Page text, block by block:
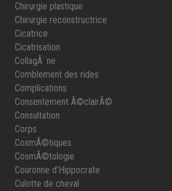
Chirurgie plastique
Chirurgie reconstructrice
Cicatrice
Cicatrisation
CollagÃ¨ne
Comblement des rides
Complications
Consentement Ã©clairÃ©
Consultation
Corps
CosmÃ©tiques
CosmÃ©tologie
Couronne d'Hippocrate
Culotte de cheval